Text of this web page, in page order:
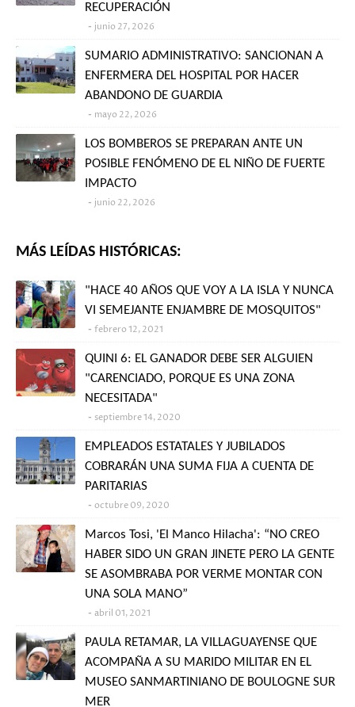
RECUPERACIÓN
junio 27, 2026
SUMARIO ADMINISTRATIVO: SANCIONAN A
ENFERMERA DEL HOSPITAL POR HACER
ABANDONO DE GUARDIA
mayo 22, 2026
LOS BOMBEROS SE PREPARAN ANTE UN
POSIBLE FENÓMENO DE EL NIÑO DE FUERTE
IMPACTO
junio 22, 2026
MÁS LEÍDAS HISTÓRICAS:
"HACE 40 AÑOS QUE VOY A LA ISLA Y NUNCA
VI SEMEJANTE ENJAMBRE DE MOSQUITOS"
febrero 12, 2021
QUINI 6: EL GANADOR DEBE SER ALGUIEN
"CARENCIADO, PORQUE ES UNA ZONA
NECESITADA"
septiembre 14, 2020
EMPLEADOS ESTATALES Y JUBILADOS
COBRARÁN UNA SUMA FIJA A CUENTA DE
PARITARIAS
octubre 09, 2020
Marcos Tosi, 'El Manco Hilacha': “NO CREO
HABER SIDO UN GRAN JINETE PERO LA GENTE
SE ASOMBRABA POR VERME MONTAR CON
UNA SOLA MANO”
abril 01, 2021
PAULA RETAMAR, LA VILLAGUAYENSE QUE
ACOMPAÑA A SU MARIDO MILITAR EN EL
MUSEO SANMARTINIANO DE BOULOGNE SUR
MER